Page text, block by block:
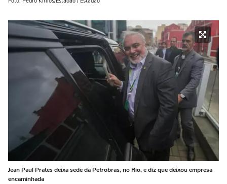
Jean Paul Prates deixa sede da Petrobras, no Rio, e diz que deixou empresa
encaminhada